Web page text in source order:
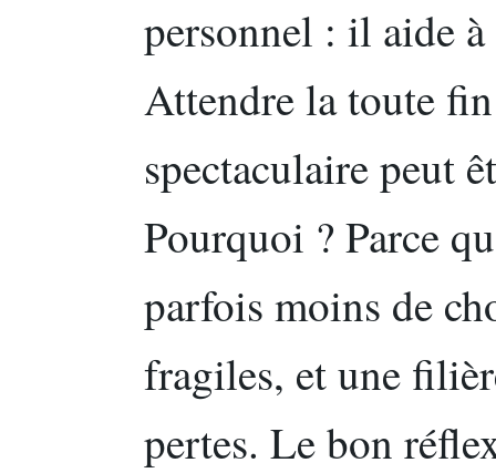
personnel : il aide
Attendre la toute
spectaculaire peut
Pourquoi ? Parce
parfois moins de
fragiles, et une
pertes. Le bon